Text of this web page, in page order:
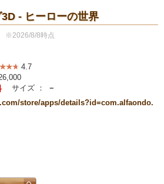
- ヒーローの世界
※2026/8/8時点
4.7
サイズ ：
－
store/apps/details?id=com.alfaondo.